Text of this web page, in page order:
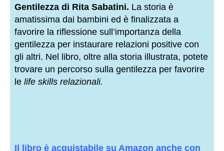
Gentilezza di Rita Sabatini. La storia è
amatissima dai bambini ed è finalizzata a
favorire la riflessione sull’importanza della
gentilezza per instaurare relazioni positive con
gli altri. Nel libro, oltre alla storia illustrata, potete
trovare un percorso sulla gentilezza per favorire
le life skills relazionali.
Il libro è acquistabile su Amazon anche con